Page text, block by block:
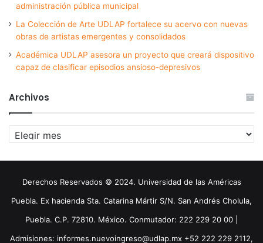
administración pública municipal
La Colección de Arte UDLAP fortalece su acervo con nuevas
obras de artistas emergentes y consolidados
Académica UDLAP asesora un proyecto que creará dispositivo
capaz de clasificar episodios ansioso-depresivos
Archivos
Archivos
Derechos Reservados © 2024. Universidad de las Américas
Puebla. Ex hacienda Sta. Catarina Mártir S/N. San Andrés Cholula,
Puebla. C.P. 72810. México. Conmutador: 222 229 20 00 |
Admisiones: informes.nuevoingreso@udlap.mx +52 222 229 2112,